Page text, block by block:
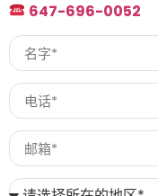
647-696-0052